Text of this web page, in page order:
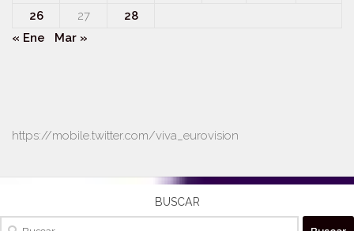
26
27
28
« Ene
Mar »
https://mobile.twitter.com/viva_eurovision
BUSCAR